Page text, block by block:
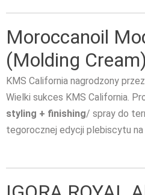
Moroccanoil
(Molding
KMS California nagrodzony
Wielki sukces KMS California.
styling + finishing/ spray do
tegorocznej edycji plebiscytu